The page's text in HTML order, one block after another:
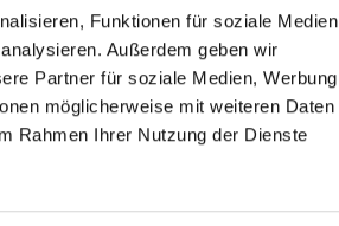
Funktionen für soziale Medien
Außerdem geben wir
Partner für soziale Medien, Werbung
möglicherweise mit weiteren Daten
Rahmen Ihrer Nutzung der Dienste
Login